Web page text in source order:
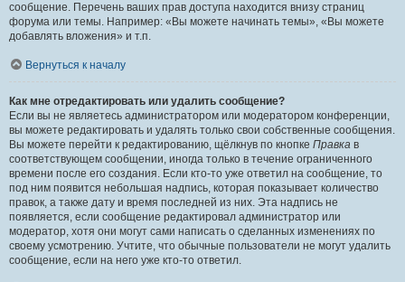
сообщение. Перечень ваших прав доступа находится внизу страниц
форума или темы. Например: «Вы можете начинать темы», «Вы можете
добавлять вложения» и т.п.
Вернуться к началу
Как мне отредактировать или удалить сообщение?
Если вы не являетесь администратором или модератором конференции,
вы можете редактировать и удалять только свои собственные сообщения.
Вы можете перейти к редактированию, щёлкнув по кнопке Правка в
соответствующем сообщении, иногда только в течение ограниченного
времени после его создания. Если кто-то уже ответил на сообщение, то
под ним появится небольшая надпись, которая показывает количество
правок, а также дату и время последней из них. Эта надпись не
появляется, если сообщение редактировал администратор или
модератор, хотя они могут сами написать о сделанных изменениях по
своему усмотрению. Учтите, что обычные пользователи не могут удалить
сообщение, если на него уже кто-то ответил.